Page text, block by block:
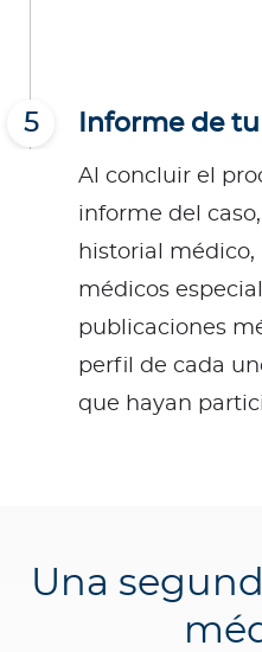
5 Informe de
Al concluir el
informe del
historial médico,
médicos
publicaciones
perfil de cada
que hayan
Una